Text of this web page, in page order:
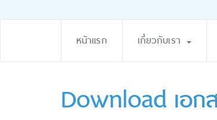
หน้าแรก เกี่ยวกับเรา
Download เอก